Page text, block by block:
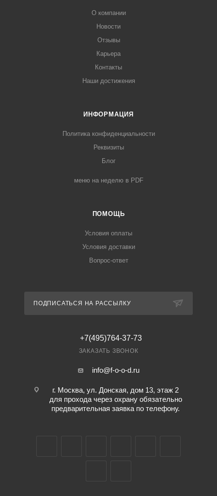
О компании
Новости
Отзывы
Карьера
Контакты
Наши достижения
ИНФОРМАЦИЯ
Политика конфиденциальности
Реквизиты
Блог
меню на неделю в PDF
ПОМОЩЬ
Условия оплаты
Условия доставки
Вопрос-ответ
ПОДПИСАТЬСЯ НА РАССЫЛКУ
+7(495)764-37-73
ЗАКАЗАТЬ ЗВОНОК
info@f-o-o-d.ru
г. Москва, ул. Донская, дом 13, этаж 2
для прохода через охрану обязательно
предварительная заявка по телефону.